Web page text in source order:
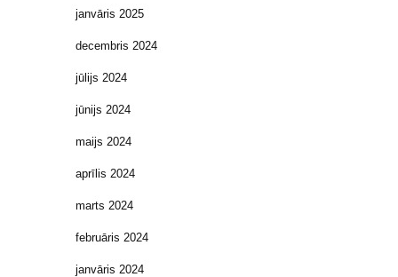
janvāris 2025
decembris 2024
jūlijs 2024
jūnijs 2024
maijs 2024
aprīlis 2024
marts 2024
februāris 2024
janvāris 2024